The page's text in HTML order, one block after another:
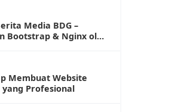
Media BDG –
Bootstrap & Nginx oleh
Membuat Website
Profesional